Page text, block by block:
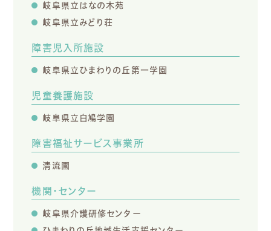
岐阜県立はなの木苑
岐阜県立みどり荘
障害児入所施設
岐阜県立ひまわりの丘第一学園
児童養護施設
岐阜県立白鳩学園
障害福祉サービス事業所
清流園
機関・センター
岐阜県介護研修センター